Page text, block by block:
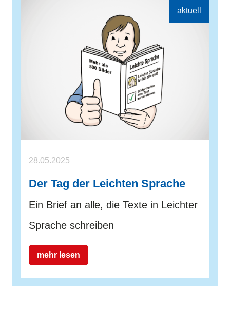
28.05.2025
Der Tag der Leichten Sprache
Ein Brief an alle, die Texte in Leichter
Sprache schreiben
mehr lesen